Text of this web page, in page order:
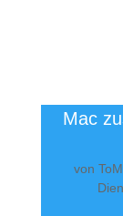
Mac
von